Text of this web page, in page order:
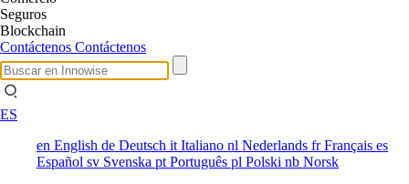
Seguros
Blockchain
Contáctenos Contáctenos
ES
en English de Deutsch it Italiano nl Nederlands frFrançais es
Español sv Svenska pt Português pl Polski nb Norsk